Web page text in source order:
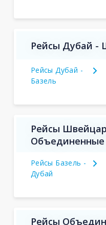
Рейсы Дубай -
Рейсы Дубай -
Базель
Рейсы
Объединенные
Рейсы Базель -
Дубай
Рейсы